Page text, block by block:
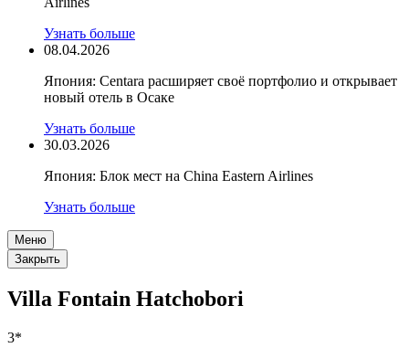
Узнать больше
08.04.2026
Япония: Centara расширяет своё портфолио и открывает
новый отель в Осаке
Узнать больше
30.03.2026
Япония: Блок мест на China Eastern Airlines
Узнать больше
Меню
Закрыть
Villa Fontain Hatchobori
3*